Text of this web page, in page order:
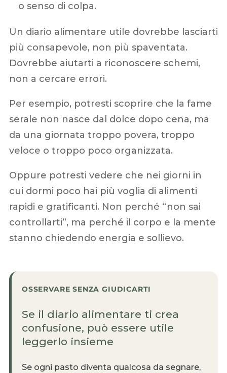
o senso di colpa.
Un diario alimentare utile dovrebbe lasciarti
più consapevole, non più spaventata.
Dovrebbe aiutarti a riconoscere schemi,
non a cercare errori.
Per esempio, potresti scoprire che la fame
serale non nasce dal dolce dopo cena, ma
da una giornata troppo povera, troppo
veloce o troppo poco organizzata.
Oppure potresti vedere che nei giorni in
cui dormi poco hai più voglia di alimenti
rapidi e gratificanti. Non perché “non sai
controllarti”, ma perché il corpo e la mente
stanno chiedendo energia e sollievo.
OSSERVARE SENZA GIUDICARTI
Se il diario alimentare ti crea
confusione, può essere utile
leggerlo insieme
Se ogni pasto diventa qualcosa da segnare,